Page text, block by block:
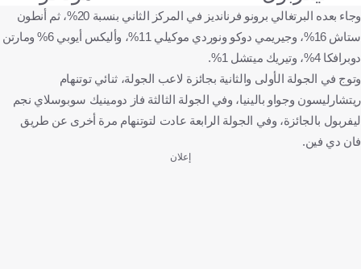
وجاء بعده البرتغالي برونو فرنانديز في المركز الثاني بنسبة 20%، ثم أنطون
ستاش 16%، وجيريمي دوكو ونوردي موكيلي 11%، وأليكس أيوبي 6% ومارتن
دوبرافكا 4%، وتيريك ميتشل 1%.
وتوج في الجولة الأولى والثانية بجائزة لاعب الجولة، ثنائي توتنهام
ريتشارليسون وجواو بالينيا، وفي الجولة الثالثة فاز دومينيك سوبوسلاي نجم
ليفربول بالجائزة، وفي الجولة الرابعة عادت لتوتنهام مرة أخرى عن طريق
فان دي فين.
إعلان